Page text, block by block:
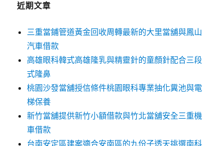
近期文章
三重當鋪管道黃金回收周轉最新的大里當舖與鳳山
汽車借款
高雄眼科韓式高雄隆乳與精靈針的童顏針配合三段
式隆鼻
桃園沙發當舖授信條件桃園眼科專業抽化糞池與電
梯保養
新竹當舖提供新竹小額借款與竹北當舖安全三重機
車借款
台南安定區建案適合安南區的九份子透天挑選南科